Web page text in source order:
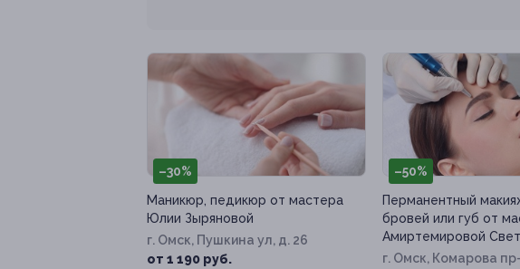
–30%
Маникюр, педикюр от мастера
Юлии Зыряновой
г. Омск, Пушкина ул, д. 26
от 1 190 руб.
–50%
Перманентный
бровей или губ от
Амиртемировой
г. Омск, Комарова